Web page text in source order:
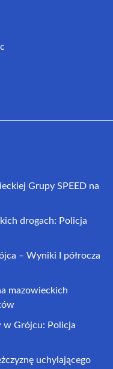
Grupy SPEED na
drogach: Policja
– Wyniki I półrocza
mazowieckich
w Grójcu: Policja
uchylającego